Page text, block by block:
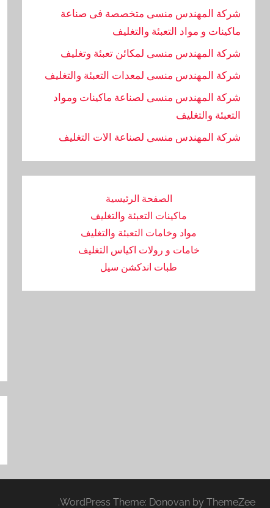
شركة المهندس منسى متخصصة فى صناعة
ماكينات و مواد التعبئة والتغليف
شركة المهندس منسى لمكائن تعبئة وتغليف
شركة المهندس منسى لمعدات التعبئة والتغليف
شركة المهندس منسى لصناعة ماكينات ومواد
التعبئة والتغليف
‏شركة المهندس منسى لصناعة الات التغليف
الصفحة الرئيسية
ماكينات التعبئة والتغليف
مواد وخامات التعبئة والتغليف
خامات و رولات اكياس التغليف
طبات اندكشن سيل
WordPress Theme: Donovan by ThemeZee.